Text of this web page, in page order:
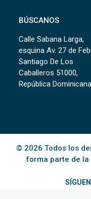
BÚSCANOS
Calle Sabana Larga,
esquina Av. 27 de
Santiago De Los
Caballeros 51000,
República
© 2026 Todos los
forma parte de la